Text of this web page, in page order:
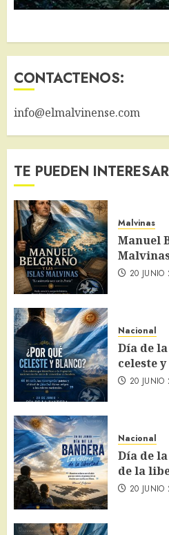
CONTACTENOS:
info@elmalvinense.com
TE PUEDEN INTERESAR
Malvinas
Manuel
20 JUNIO
Nacional
Día de
celeste
20 JUNIO
Nacional
Día de
de la
20 JUNIO